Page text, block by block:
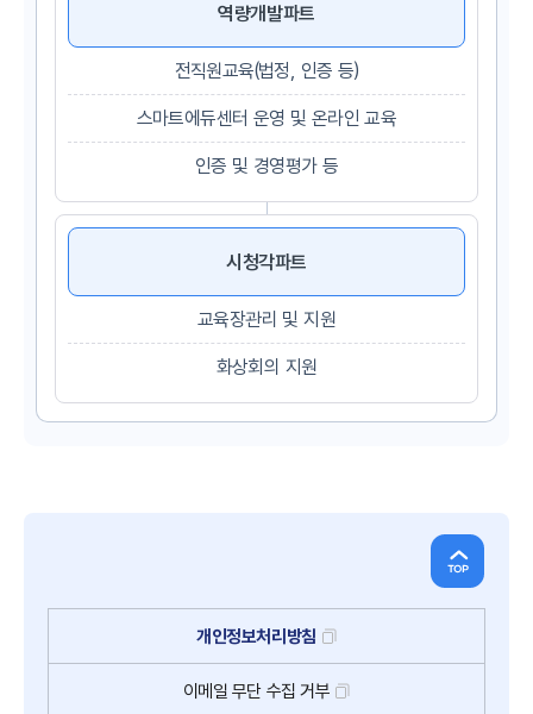
역량개발파트
전직원교육(법정, 인증 등)
스마트에듀센터 운영 및 온라인 교육
인증 및 경영평가 등
시청각파트
교육장관리 및 지원
화상회의 지원
개인정보처리방침
이메일 무단 수집 거부